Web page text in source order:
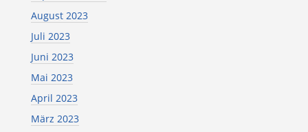
August 2023
Juli 2023
Juni 2023
Mai 2023
April 2023
März 2023